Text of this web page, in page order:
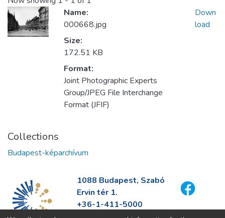
Name:
000668.jpg
Size:
172.51 KB
Format:
Joint Photographic Experts
Group/JPEG File Interchange
Format (JFIF)
Down
load
Collections
Budapest-képarchívum
1088 Budapest, Szabó
Ervin tér 1.
+36-1-411-5000